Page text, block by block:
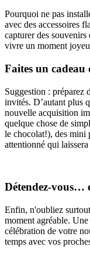
Pourquoi ne pas
avec des accessoires
capturer des
vivre un moment
Faites un cadeau
Suggestion : préparez
invités. D’autant plus
nouvelle acquisition
quelque chose de
le chocolat!), des mini
attentionné qui
Détendez-vous…
Enfin, n'oubliez
moment agréable.
célébration de votre
temps avec vos